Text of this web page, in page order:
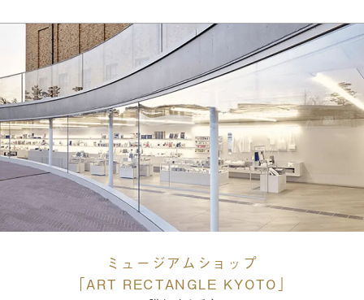
ミュージアムショップ
「ART RECTANGLE KYOTO」